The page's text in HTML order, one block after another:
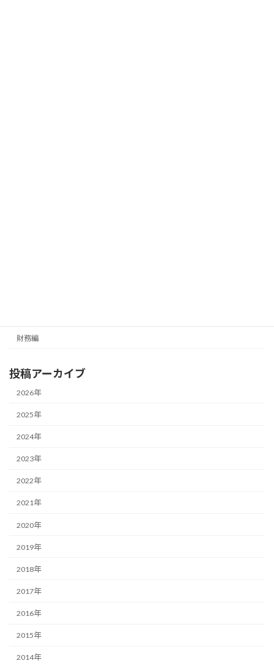
財務編
投稿アーカイブ
2026年
2025年
2024年
2023年
2022年
2021年
2020年
2019年
2018年
2017年
2016年
2015年
2014年